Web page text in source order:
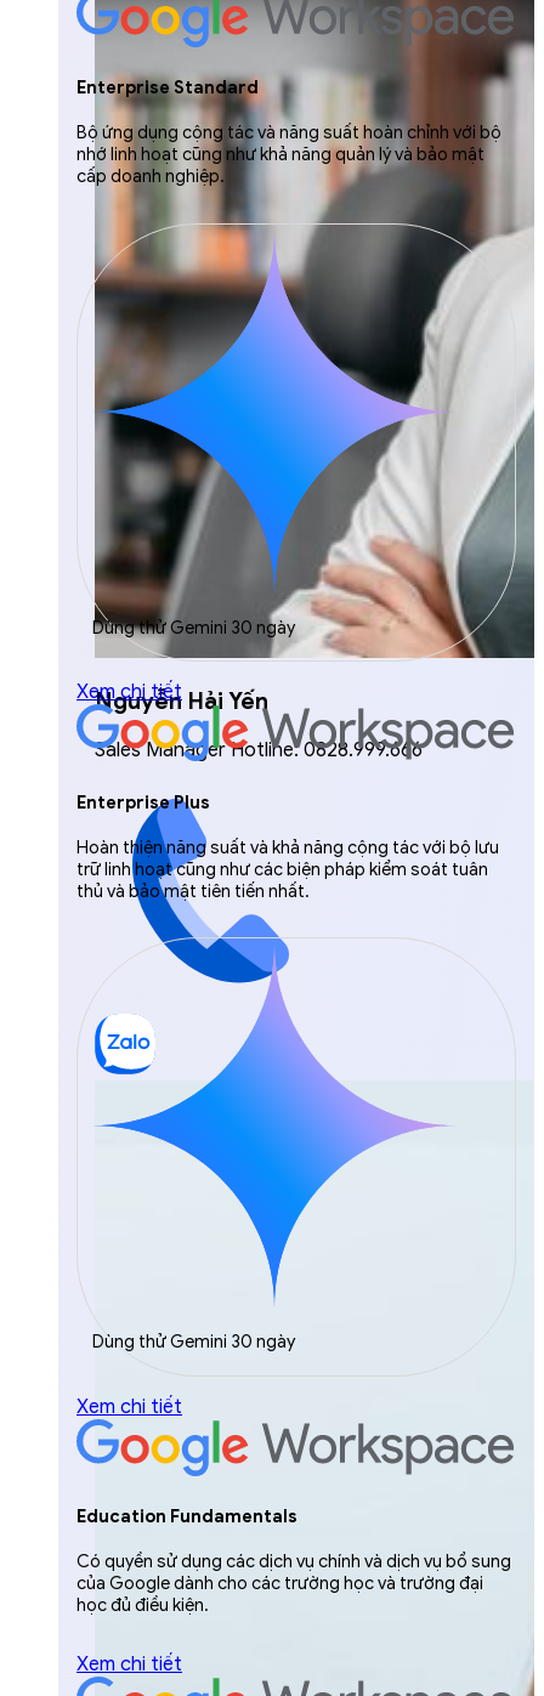
Nguyễn Hải Yến
Sales Manager Hotline: 0828.999.666
Enterprise Standard
Bộ ứng dụng cộng tác và năng suất hoàn chỉnh với bộ
nhớ linh hoạt cũng như khả năng quản lý và bảo mật
cấp doanh nghiệp.
Dùng thử Gemini 30 ngày
Xem chi tiết
Enterprise Plus
Hoàn thiện năng suất và khả năng cộng tác với bộ lưu
trữ linh hoạt cũng như các biện pháp kiểm soát tuân
thủ và bảo mật tiên tiến nhất.
Dùng thử Gemini 30 ngày
Xem chi tiết
Education Fundamentals
Có quyền sử dụng các dịch vụ chính và dịch vụ bổ sung
của Google dành cho các trường học và trường đại
học đủ điều kiện.
Xem chi tiết